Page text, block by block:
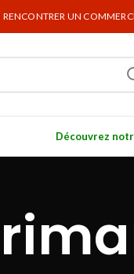
RENCONTRER UN
Découvrez